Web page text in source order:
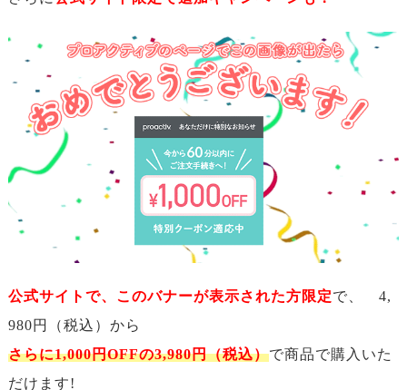
公式サイトで、このバナーが表示された方限定で、 4,
980円（税込）から
さらに1,000円OFFの3,980円（税込）で商品で購入いた
だけます!